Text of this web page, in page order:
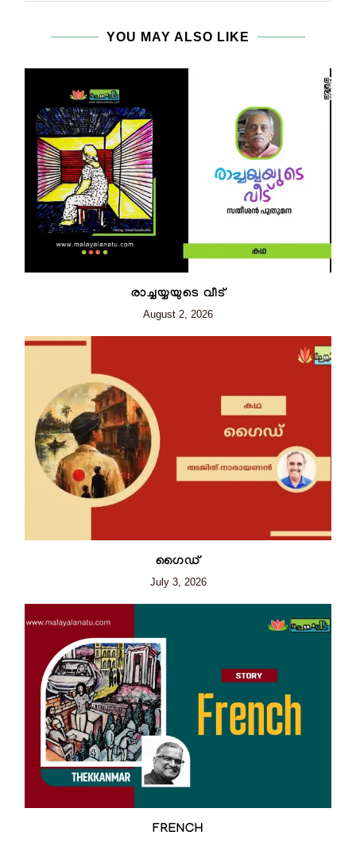
YOU MAY ALSO LIKE
രാച്ചയ്യയുടെ വീട്
August 2, 2026
ഗൈഡ്
July 3, 2026
FRENCH